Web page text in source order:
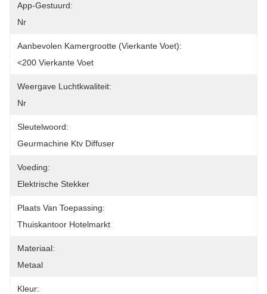
App-Gestuurd:
Nr
Aanbevolen Kamergrootte (vierkante Voet):
<200 Vierkante Voet
Weergave Luchtkwaliteit:
Nr
Sleutelwoord:
Geurmachine Ktv Diffuser
Voeding:
Elektrische Stekker
Plaats Van Toepassing:
Thuiskantoor Hotelmarkt
Materiaal:
Metaal
Kleur: